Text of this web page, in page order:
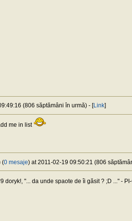
(806 săptămâni în urmă) - [Link]
me in list
(0 mesaje) at 2011-02-19 09:50:21 (806
doryk!, "... da unde spaote de îi găsit ? ;D ..." -